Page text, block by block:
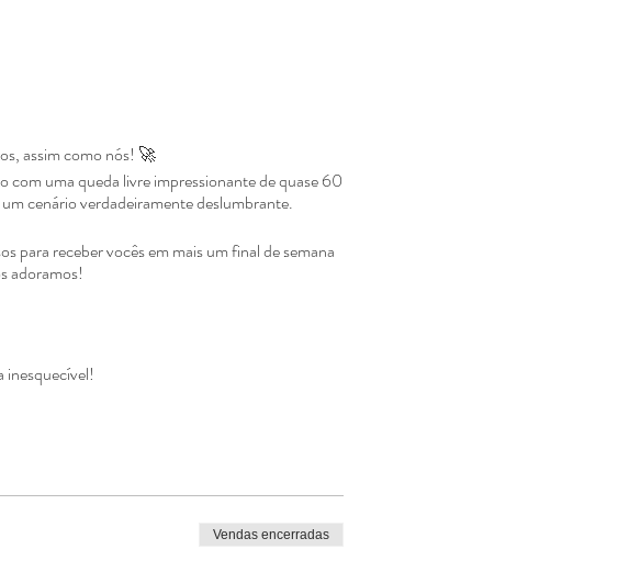
assim como nós! 🚀
uma queda livre impressionante de quase 60
cenário verdadeiramente deslumbrante.
para receber vocês em mais um final de semana
adoramos!
inesquecível!
Vendas encerradas